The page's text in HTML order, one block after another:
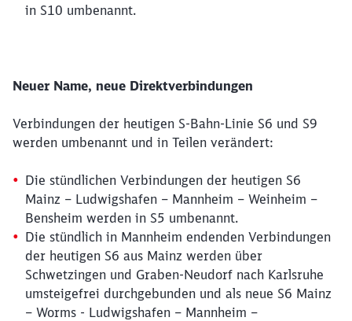
in S10 umbenannt.
Neuer Name, neue Direktverbindungen
Verbindungen der heutigen S-Bahn-Linie S6 und S9
werden umbenannt und in Teilen verändert:
Die stündlichen Verbindungen der heutigen S6
Mainz – Ludwigshafen – Mannheim – Weinheim –
Bensheim werden in S5 umbenannt.
Die stündlich in Mannheim endenden Verbindungen
der heutigen S6 aus Mainz werden über
Schwetzingen und Graben-Neudorf nach Karlsruhe
umsteigefrei durchgebunden und als neue S6 Mainz
– Worms - Ludwigshafen – Mannheim –